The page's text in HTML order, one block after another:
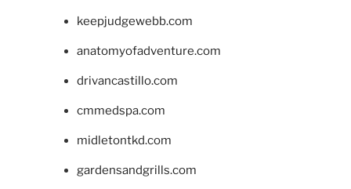
keepjudgewebb.com
anatomyofadventure.com
drivancastillo.com
cmmedspa.com
midletontkd.com
gardensandgrills.com